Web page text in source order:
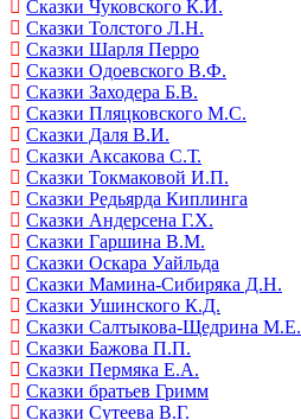
Сказки Чуковского К.И.
Сказки Толстого Л.Н.
Сказки Шарля Перро
Сказки Одоевского В.Ф.
Сказки Заходера Б.В.
Сказки Пляцковского М.С.
Сказки Даля В.И.
Сказки Аксакова С.Т.
Сказки Токмаковой И.П.
Сказки Редьярда Киплинга
Сказки Андерсена Г.Х.
Сказки Гаршина В.М.
Сказки Оскара Уайльда
Сказки Мамина-Сибиряка Д.Н.
Сказки Ушинского К.Д.
Сказки Салтыкова-Щедрина М.Е.
Сказки Бажова П.П.
Сказки Пермяка Е.А.
Сказки братьев Гримм
Сказки Сутеева В.Г.